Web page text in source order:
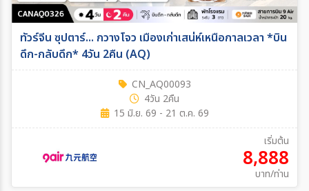
ทัวร์จีน ซุปตาร์... กวางโจว เมืองเก่าเสน่ห์เหนือกาลเวลา *บิน
ดึก-กลับดึก* 4วัน 2คืน (AQ)
CN_AQ00093
4วัน 2คืน
15 มิ.ย. 69 - 21 ต.ค. 69
เริ่มต้น
8,888
บาท/ท่าน